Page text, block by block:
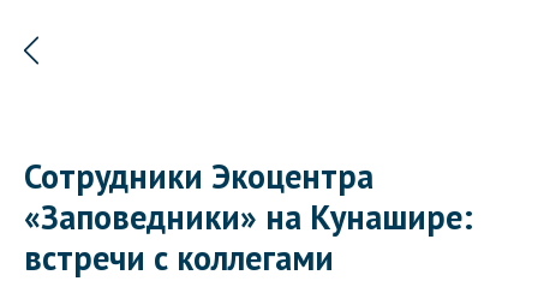
Сотрудники Экоцентра
«Заповедники» на Кунашире:
встречи с коллегами